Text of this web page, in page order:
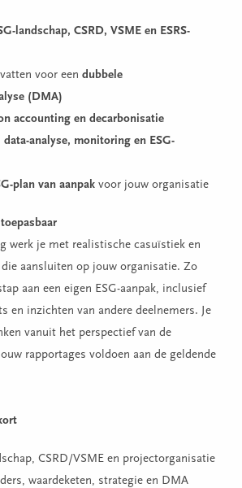
landschap, CSRD, VSME en ESRS-
voor een dubbele
(DMA)
accounting en decarbonisatie
data-analyse, monitoring en ESG-
plan van aanpak voor jouw organisatie
werk je met realistische casuïstiek en
aansluiten op jouw organisatie. Zo
aan een eigen ESG-aanpak, inclusief
en inzichten van andere deelnemers. Je
vanuit het perspectief van de
rapportages voldoen aan de geldende
CSRD/VSME en projectorganisatie
waardeketen, strategie en DMA